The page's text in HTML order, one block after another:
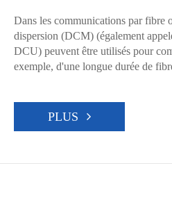
Dans les communications par fibre
dispersion (DCM) (également
DCU) peuvent être utilisés pour
exemple, d'une longue durée de
PLUS